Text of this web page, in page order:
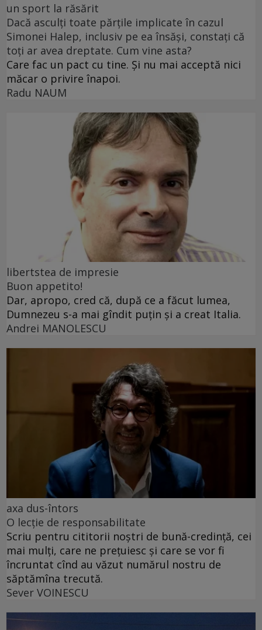
un sport la răsărit
Dacă asculți toate părțile implicate în cazul
Simonei Halep, inclusiv pe ea însăși, constați că
toți ar avea dreptate. Cum vine asta?
Care fac un pact cu tine. Și nu mai acceptă nici
măcar o privire înapoi.
Radu NAUM
libertstea de impresie
Buon appetito!
Dar, apropo, cred că, după ce a făcut lumea,
Dumnezeu s-a mai gîndit puțin și a creat Italia.
Andrei MANOLESCU
axa dus-întors
O lecție de responsabilitate
Scriu pentru cititorii noștri de bună-credință, cei
mai mulți, care ne prețuiesc și care se vor fi
încruntat cînd au văzut numărul nostru de
săptămîna trecută.
Sever VOINESCU